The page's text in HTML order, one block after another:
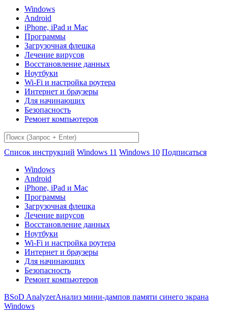
Windows
Android
iPhone, iPad и Mac
Программы
Загрузочная флешка
Лечение вирусов
Восстановление данных
Ноутбуки
Wi-Fi и настройка роутера
Интернет и браузеры
Для начинающих
Безопасность
Ремонт компьютеров
Список инструкций Windows 11 Windows 10 Подписаться
Windows
Android
iPhone, iPad и Mac
Программы
Загрузочная флешка
Лечение вирусов
Восстановление данных
Ноутбуки
Wi-Fi и настройка роутера
Интернет и браузеры
Для начинающих
Безопасность
Ремонт компьютеров
BSoD AnalyzerАнализ мини-дампов памяти синего экрана
Windows